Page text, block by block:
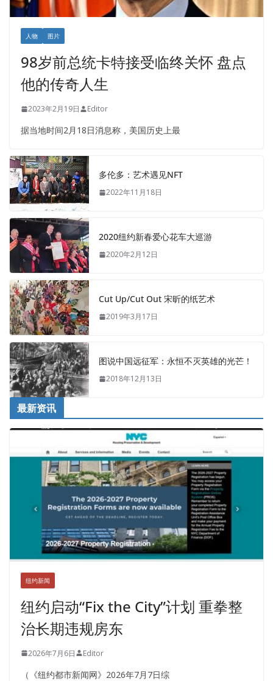
人物 图片
98岁前总统卡特接受临终关怀 盘点
他的传奇人生
2023年2月19日 Editor
据当地时间2月18日消息称，美国历史上最
多伦多：艺术遇见NFT
2022年11月18日
2020纽约新春爱心花车大巡游
2020年2月12日
Cut Up/Cut Out 宋昕的纸艺术
2019年3月17日
图说中国远征军：永恒不灭英雄的光芒！
2018年12月13日
最新资讯
纽约新闻
纽约启动“Fix the City”计划 重拳整
治长期违规房东
2026年7月6日 Editor
（《纽约都市新闻网》2026年7月7日综